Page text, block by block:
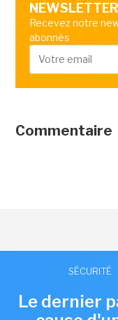
NEWSLETTER
Recevez notre
abonnés
Commentaire
SÉCURITÉ
Le dernier